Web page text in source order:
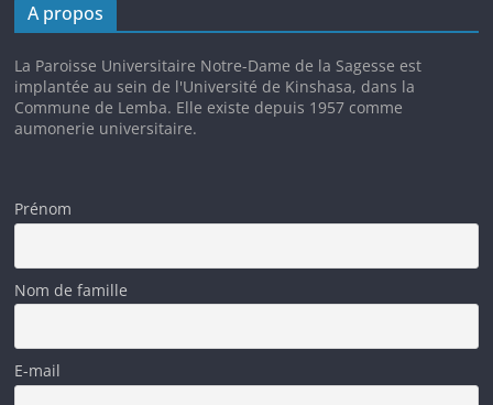
A propos
La Paroisse Universitaire Notre-Dame de la Sagesse est
implantée au sein de l'Université de Kinshasa, dans la
Commune de Lemba. Elle existe depuis 1957 comme
aumonerie universitaire.
Prénom
Nom de famille
E-mail